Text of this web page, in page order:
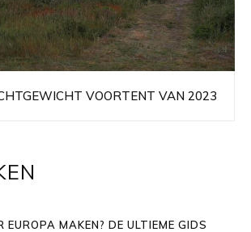
VOORTENT VAN 2023
MAKEN? DE ULTIEME GIDS